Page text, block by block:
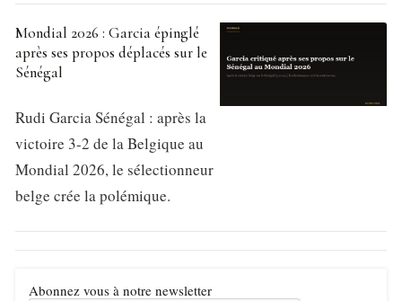
Mondial 2026 : Garcia épinglé
après ses propos déplacés sur le
Sénégal
Rudi Garcia Sénégal : après la
victoire 3-2 de la Belgique au
Mondial 2026, le sélectionneur
belge crée la polémique.
Abonnez vous à notre newsletter